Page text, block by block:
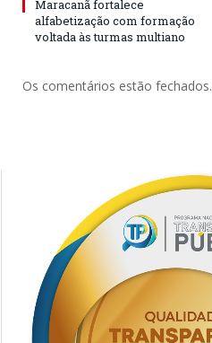
Maracanã fortalece
alfabetização com formação
voltada às turmas multiano
Os comentários estão fechados.